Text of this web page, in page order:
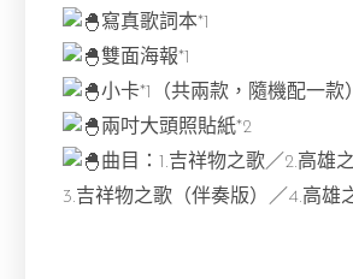
寫真歌詞本*1
雙面海報*1
小卡*1（共兩款，隨機配一款）
兩吋大頭照貼紙*2
曲目：1.吉祥物之歌／2.高雄
3.吉祥物之歌（伴奏版）／4.高雄